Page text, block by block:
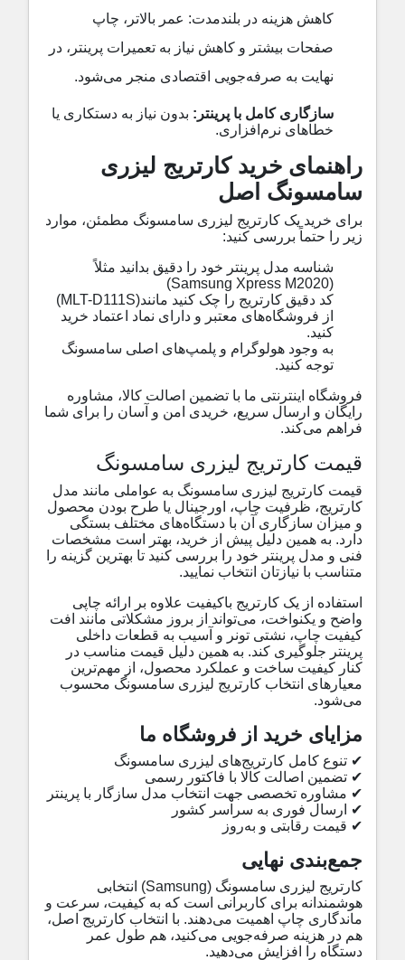
کاهش هزینه در بلندمدت: عمر بالاتر، چاپ
صفحات بیشتر و کاهش نیاز به تعمیرات پرینتر، در
نهایت به صرفه‌جویی اقتصادی منجر می‌شود.
سازگاری کامل با پرینتر : بدون نیاز به دستکاری یا
خطاهای نرم‌افزاری.
راهنمای خرید کارتریج لیزری
سامسونگ اصل
برای خرید یک کارتریج لیزری سامسونگ مطمئن، موارد
زیر را حتماً بررسی کنید:
شناسه مدل پرینتر خود را دقیق بدانید مثلاً
(Samsung Xpress M2020)
کد دقیق کارتریج را چک کنید مانند(MLT-D111S)
از فروشگاه‌های معتبر و دارای نماد اعتماد خرید
کنید.
به وجود هولوگرام و پلمپ‌های اصلی سامسونگ
توجه کنید.
فروشگاه اینترنتی ما با تضمین اصالت کالا، مشاوره
رایگان و ارسال سریع، خریدی امن و آسان را برای شما
فراهم می‌کند.
قیمت کارتریج لیزری سامسونگ
قیمت کارتریج لیزری سامسونگ به عواملی مانند مدل
کارتریج، ظرفیت چاپ، اورجینال یا طرح بودن محصول
و میزان سازگاری آن با دستگاه‌های مختلف بستگی
دارد. به همین دلیل پیش از خرید، بهتر است مشخصات
فنی و مدل پرینتر خود را بررسی کنید تا بهترین گزینه را
متناسب با نیازتان انتخاب نمایید.
استفاده از یک کارتریج باکیفیت علاوه بر ارائه چاپی
واضح و یکنواخت، می‌تواند از بروز مشکلاتی مانند افت
کیفیت چاپ، نشتی تونر و آسیب به قطعات داخلی
پرینتر جلوگیری کند. به همین دلیل قیمت مناسب در
کنار کیفیت ساخت و عملکرد محصول، از مهم‌ترین
معیارهای انتخاب کارتریج لیزری سامسونگ محسوب
می‌شود.
مزایای خرید از فروشگاه ما
✔ تنوع کامل کارتریج‌های لیزری سامسونگ
✔ تضمین اصالت کالا با فاکتور رسمی
✔ مشاوره تخصصی جهت انتخاب مدل سازگار با پرینتر
✔
ارسال فوری به سراسر کشور
✔ قیمت رقابتی و به‌روز
جمع‌بندی نهایی
کارتریج لیزری سامسونگ (Samsung) انتخابی
هوشمندانه برای کاربرانی است که به کیفیت، سرعت و
ماندگاری چاپ اهمیت می‌دهند. با انتخاب کارتریج اصل،
هم در هزینه صرفه‌جویی می‌کنید، هم طول عمر
دستگاه را افزایش می‌دهید.